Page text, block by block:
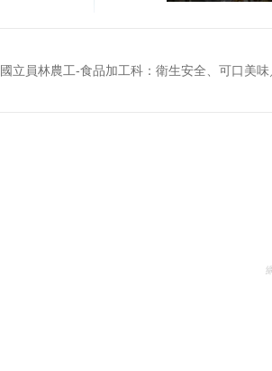
國立員林農工-食品加工科：衛生安全、可口美